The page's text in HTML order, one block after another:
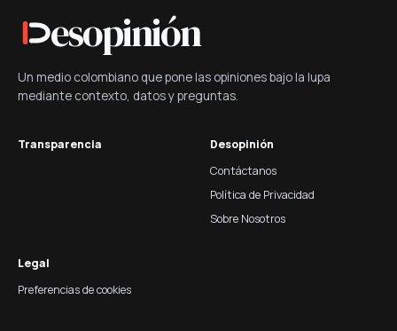
esopinión
Un medio colombiano que pone las opiniones bajo la lupa
mediante contexto, datos y preguntas.
Transparencia
Desopinión
Contáctanos
Política de Privacidad
Sobre Nosotros
Legal
Preferencias de cookies